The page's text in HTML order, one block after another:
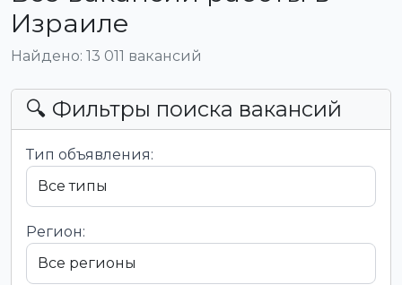
Израиле
Найдено: 13 011 вакансий
🔍 Фильтры поиска вакансий
Тип объявления:
Регион: